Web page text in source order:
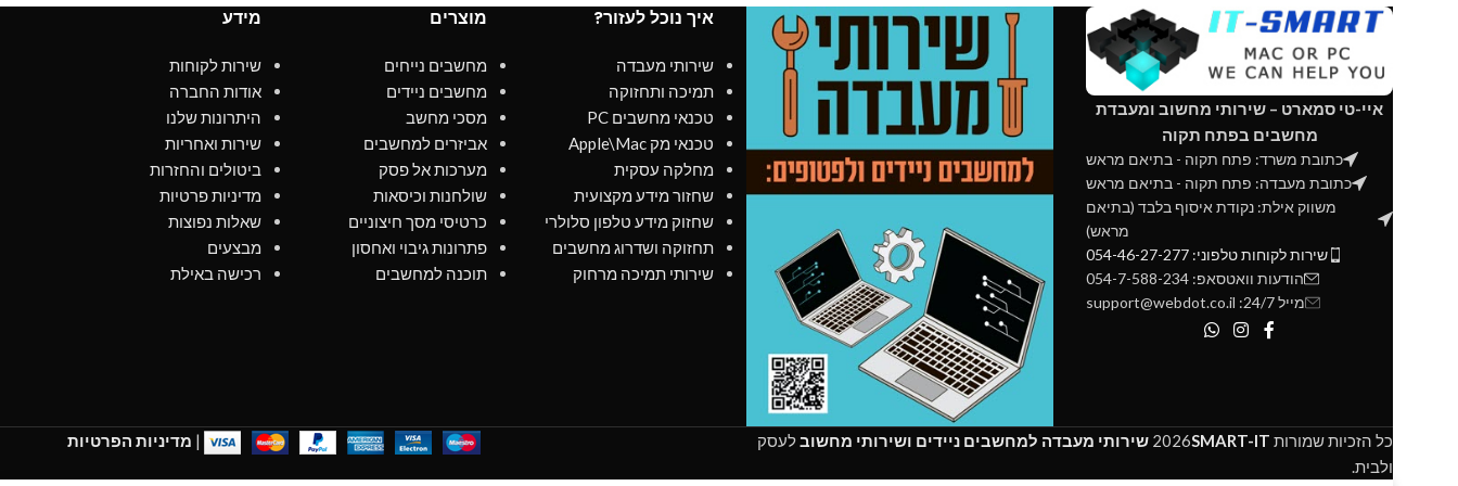
איי-טי סמארט – שירותי מחשוב ומעבדת
מחשבים בפתח תקוה
כתובת משרד: פתח תקוה - בתיאם מראש
כתובת מעבדה: פתח תקוה - בתיאם מראש
משווק אילת: נקודת איסוף בלבד (בתיאם
מראש)
שירות לקוחות טלפוני: 054-46-27-277
הודעות וואטסאפ: 054-7-588-234
מייל 24/7: support@webdot.co.il
איך נוכל לעזור?
שירותי מעבדה
תמיכה ותחזוקה
טכנאי מחשבים PC
טכנאי מק Apple\Mac
מחלקה עסקית
שחזור מידע מקצועית
שחזוק מידע טלפון סלולרי
תחזוקה ושדרוג מחשבים
שירותי תמיכה מרחוק
מוצרים
מחשבים נייחים
מחשבים ניידים
מסכי מחשב
אביזרים למחשבים
מערכות אל פסק
שולחנות וכיסאות
כרטיסי מסך חיצוניים
פתרונות גיבוי ואחסון
תוכנה למחשבים
מידע
שירות לקוחות
אודות החברה
היתרונות שלנו
שירות ואחריות
ביטולים והחזרות
מדיניות פרטיות
שאלות נפוצות
מבצעים
רכישה באילת
כל הזכיות שמורות 2026SMART-IT שירותי מעבדה למחשבים ניידים ושירותי מחשובלעסק
ולבית.
| מדיניות הפרטיות